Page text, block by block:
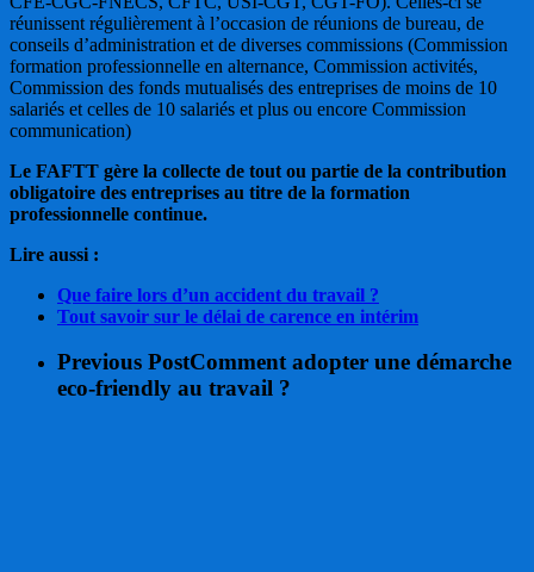
réunissent régulièrement à l’occasion de réunions de bureau, de
conseils d’administration et de diverses commissions (Commission
formation professionnelle en alternance, Commission activités,
Commission des fonds mutualisés des entreprises de moins de 10
salariés et celles de 10 salariés et plus ou encore Commission
communication)
Le FAFTT gère la collecte de tout ou partie de la contribution
obligatoire des entreprises au titre de la formation
professionnelle continue.
Lire aussi :
Que faire lors d’un accident du travail ?
Tout savoir sur le délai de carence en intérim
Previous PostComment adopter une démarche
eco-friendly au travail ?